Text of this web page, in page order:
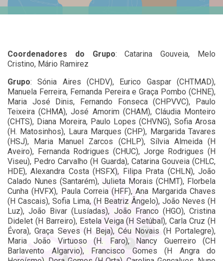
Coordenadores do Grupo: Catarina Gouveia, Melo
Cristino, Mário Ramirez
Grupo: Sónia Aires (CHDV), Eurico Gaspar (CHTMAD),
Manuela Ferreira, Fernanda Pereira e Graça Pombo (CHNE),
Maria José Dinis, Fernando Fonseca (CHPVVC), Paulo
Teixeira (CHMA), José Amorim (CHAM), Cláudia Monteiro
(CHTS), Diana Moreira, Paulo Lopes (CHVNG), Sofia Arosa
(H. Matosinhos), Laura Marques (CHP), Margarida Tavares
(HSJ), Maria Manuel Zarcos (CHLP), Sílvia Almeida (H
Aveiro), Fernanda Rodrigues (CHUC), Jorge Rodrigues (H
Viseu), Pedro Carvalho (H Guarda), Catarina Gouveia (CHLC,
HDE), Alexandra Costa (HSFX), Filipa Prata (CHLN), João
Calado Nunes (Santarém), Julieta Morais (CHMT), Florbela
Cunha (HVFX), Paula Correia (HFF), Ana Margarida Chaves
(H Cascais), Sofia Lima, (H Beatriz Ângelo), João Neves (H
Luz), João Bivar (Lusíadas), João Franco (HGO), Cristina
Didelet (H Barreiro), Estela Veiga (H Setúbal), Carla Cruz (H
Évora), Graça Seves (H Beja), Céu Novais (H Portalegre),
Maria João Virtuoso (H. Faro), Nancy Guerreiro (CH
Barlavento Algarvio), Francisco Gomes (H Angra do